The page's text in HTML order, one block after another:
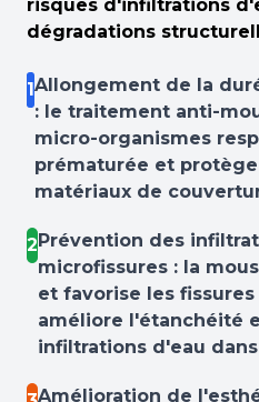
risques d'infiltrations
dégradations
1Allongement de la
: le traitement anti-
micro-organismes
prématurée et
matériaux de
2 Prévention des
microfissures : la
et favorise les
améliore l'étanchéité
infiltrations d'eau
Amélioration de